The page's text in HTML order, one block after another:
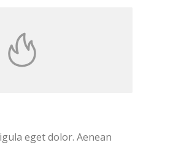
eget dolor. Aenean